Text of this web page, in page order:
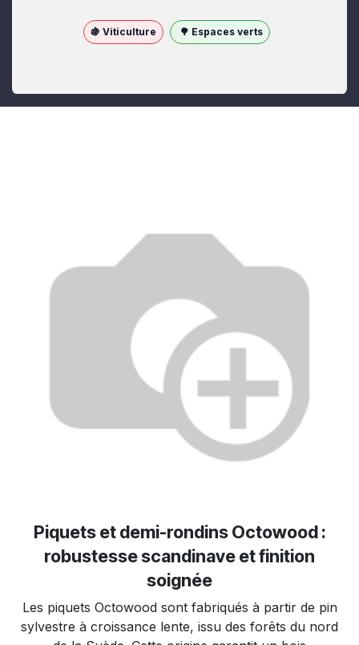
🍇 Viticulture 🌳 Espaces verts
Piquets et demi-rondins Octowood :
robustesse scandinave et finition
soignée
Les piquets Octowood sont fabriqués à partir de pin
sylvestre à croissance lente, issu des forêts du nord